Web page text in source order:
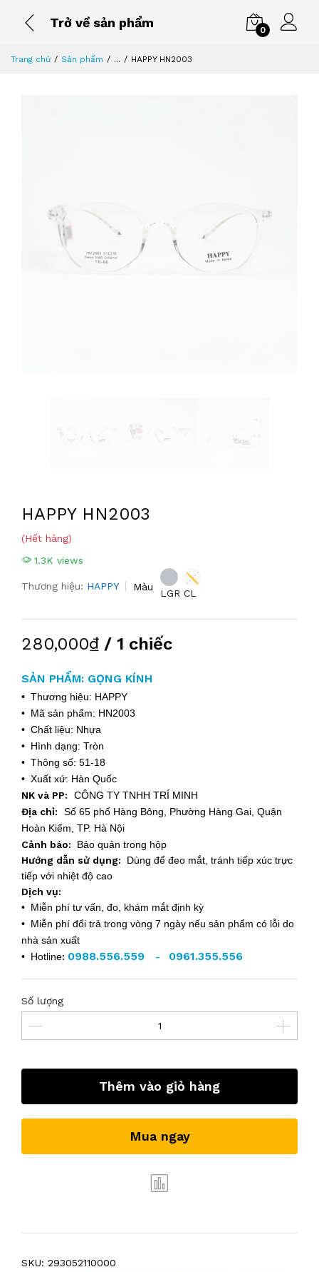
Trở về sản phẩm
0
Trang chủ Sản phẩm ... HAPPY HN2003
HAPPY HN2003
(Hết hàng)
1.3K views
Thương hiệu: HAPPY Màu
LGR CL
280,000₫ / 1 chiếc
SẢN PHẨM: GỌNG KÍNH
• Thương hiệu: HAPPY
• Mã sản phẩm: HN2003
• Chất liệu: Nhựa
• Hình dạng: Tròn
• Thông số: 51-18
• Xuất xứ: Hàn Quốc
NK và PP:
CÔNG TY TNHH TRÍ MINH
Địa chỉ:
Số 65 phố Hàng Bông, Phường Hàng Gai, Quận
Hoàn Kiếm, TP. Hà Nội
Cảnh báo: Bảo quản trong hộp
Hướng dẫn sử dụng: Dùng để đeo mắt, tránh tiếp xúc trực
tiếp với nhiệt độ cao
Dịch vụ:
• Miễn phí tư vấn, đo, khám mắt định kỳ
• Miễn phí đổi trả trong vòng 7 ngày nếu sản phẩm có lỗi do
nhà sản xuất
• Hotline: 0988.556.559 - 0961.355.556
Số lượng
Thêm vào giỏ hàng
Mua ngay
SKU: 293052110000